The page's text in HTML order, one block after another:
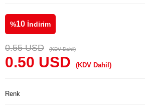
%10 İndirim
0.55 USD (KDV Dahil)
0.50 USD (KDV Dahil)
Renk